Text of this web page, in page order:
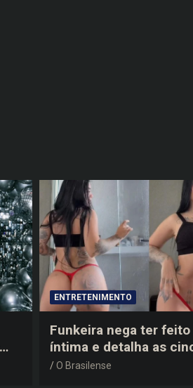
ENTRETENIMENTO
Funkeira nega ter
íntima e detalha as
plásticas que realizou
O Brasilense